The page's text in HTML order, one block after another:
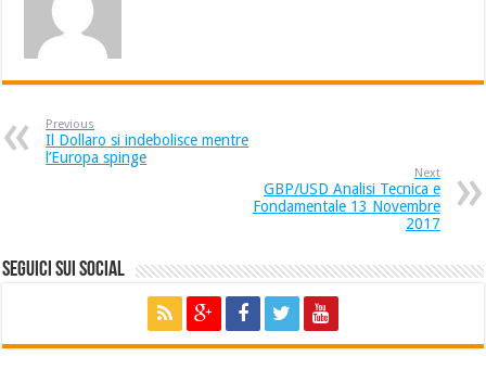
Previous
Il Dollaro si indebolisce mentre
l’Europa spinge
Next
GBP/USD Analisi Tecnica e
Fondamentale 13 Novembre
2017
SEGUICI SUI SOCIAL